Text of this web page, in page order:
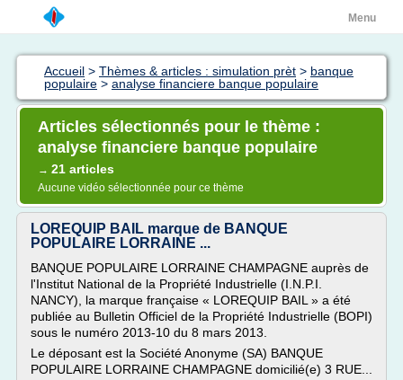
Menu
Accueil > Thèmes & articles : simulation prèt > banque
populaire > analyse financiere banque populaire
Articles sélectionnés pour le thème :
analyse financiere banque populaire
→ 21 articles
Aucune vidéo sélectionnée pour ce thème
LOREQUIP BAIL marque de BANQUE
POPULAIRE LORRAINE ...
BANQUE POPULAIRE LORRAINE CHAMPAGNE auprès de
l'Institut National de la Propriété Industrielle (I.N.P.I.
NANCY), la marque française « LOREQUIP BAIL » a été
publiée au Bulletin Officiel de la Propriété Industrielle (BOPI)
sous le numéro 2013-10 du 8 mars 2013.
Le déposant est la Société Anonyme (SA) BANQUE
POPULAIRE LORRAINE CHAMPAGNE domicilié(e) 3 RUE...